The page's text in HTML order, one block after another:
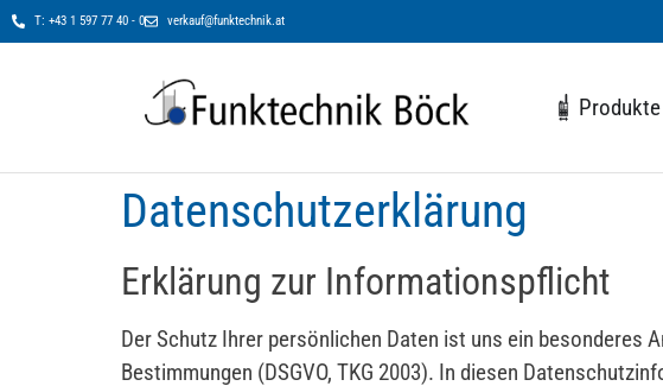
T: +43 1 597 77 40 - 0 verkauf@funktechnik.at
Produkte
Datenschutzerklärung
Erklärung zur Informationspflicht
Der Schutz Ihrer persönlichen Daten ist uns ein besonderes
Bestimmungen (DSGVO, TKG 2003). In diesen